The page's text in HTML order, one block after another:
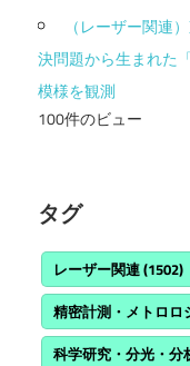
（レーザー関連
決問題から生まれた
模様を観測
100件のビュー
タグ
レーザー関連(1502)
精密計測・メトロロ
科学研究・分光・分